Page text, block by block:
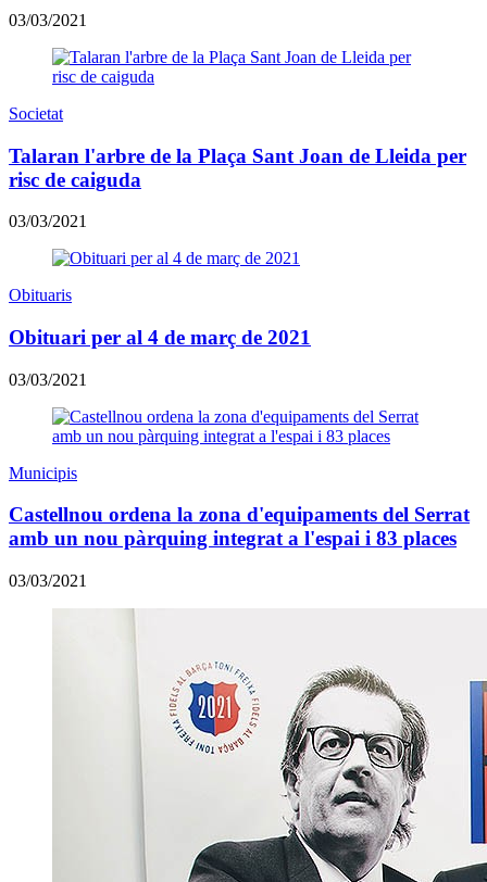
03/03/2021
Societat
Talaran l'arbre de la Plaça Sant Joan de Lleida per
risc de caiguda
03/03/2021
Obituaris
Obituari per al 4 de març de 2021
03/03/2021
Municipis
Castellnou ordena la zona d'equipaments del Serrat
amb un nou pàrquing integrat a l'espai i 83 places
03/03/2021